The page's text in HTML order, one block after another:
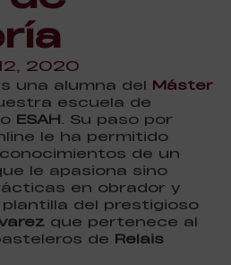
2020
una alumna del Máster
escuela de
ESAH. Su paso por
le ha permitido
de un
le apasiona sino
en obrador y
del prestigioso
que pertenece al
de Relais